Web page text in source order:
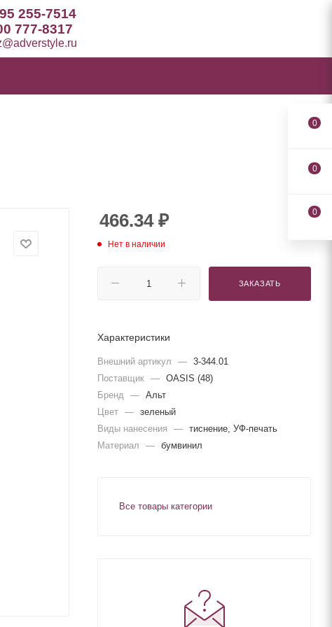
255-7514
777-8317
466.34₽
Нет в наличии
ЗАКАЗАТЬ
Характеристики
Внешний артикул — 3-344.01
Поставщик — OASIS (48)
Бренд
— Альт
Цвет — зеленый
Виды нанесения
— тиснение, УФ-печать
Материал
— бумвинил
Все товары категории
0
0
0